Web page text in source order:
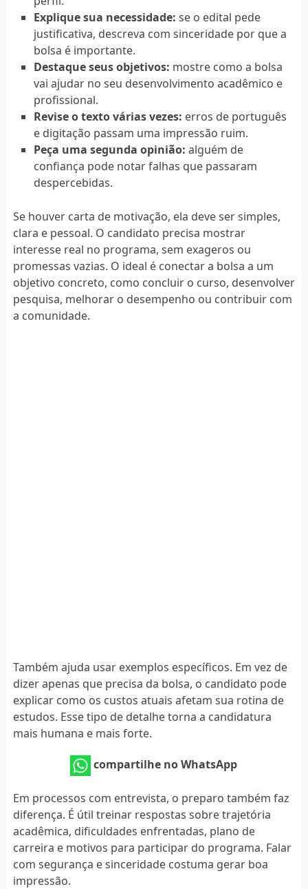
Explique sua necessidade: se o edital pede
justificativa, descreva com sinceridade por que a
bolsa é importante.
Destaque seus objetivos: mostre como a bolsa
vai ajudar no seu desenvolvimento acadêmico e
profissional.
Revise o texto várias vezes: erros de português
e digitação passam uma impressão ruim.
Peça uma segunda opinião: alguém de
confiança pode notar falhas que passaram
despercebidas.
Se houver carta de motivação, ela deve ser simples,
clara e pessoal. O candidato precisa mostrar
interesse real no programa, sem exageros ou
promessas vazias. O ideal é conectar a bolsa a um
objetivo concreto, como concluir o curso, desenvolver
pesquisa, melhorar o desempenho ou contribuir com
a comunidade.
Também ajuda usar exemplos específicos. Em vez de
dizer apenas que precisa da bolsa, o candidato pode
explicar como os custos atuais afetam sua rotina de
estudos. Esse tipo de detalhe torna a candidatura
mais humana e mais forte.
compartilhe no WhatsApp
Em processos com entrevista, o preparo também faz
diferença. É útil treinar respostas sobre trajetória
acadêmica, dificuldades enfrentadas, plano de
carreira e motivos para participar do programa. Falar
com segurança e sinceridade costuma gerar boa
impressão.